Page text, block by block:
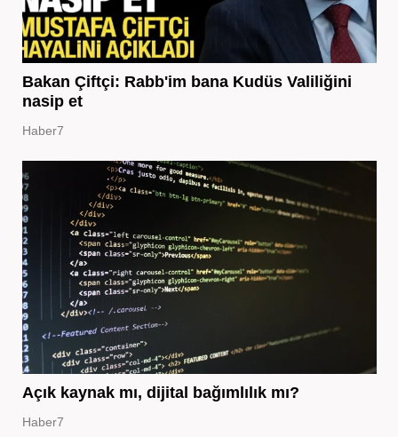
Bakan Çiftçi: Rabb'im bana Kudüs Valiliğini
nasip et
Haber7
Açık kaynak mı, dijital bağımlılık mı?
Haber7